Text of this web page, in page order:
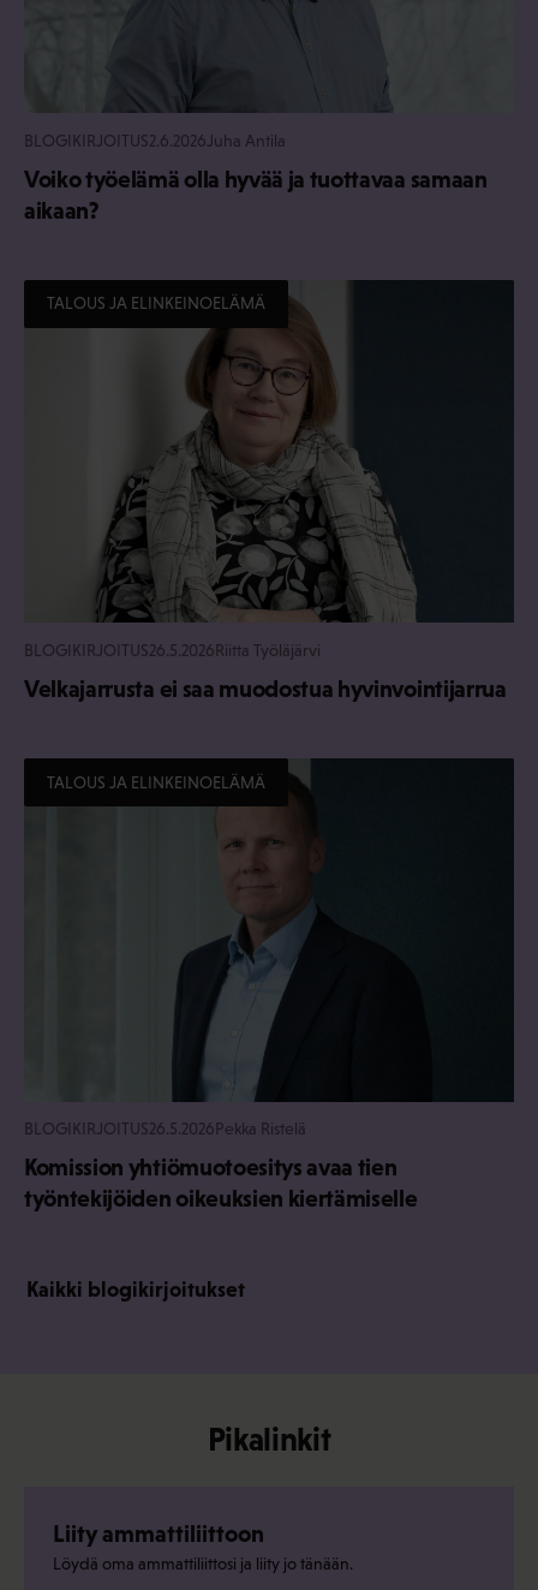
BLOGIKIRJOITUS2.6.2026 Juha Antila
Voiko työelämä olla hyvää ja tuottavaa samaan
aikaan?
TALOUS JA ELINKEINOELÄMÄ
BLOGIKIRJOITUS26.5.2026Riitta Työläjärvi
Velkajarrusta ei saa muodostua hyvinvointijarrua
TALOUS JA ELINKEINOELÄMÄ
BLOGIKIRJOITUS26.5.2026Pekka Ristelä
Komission yhtiömuotoesitys avaa tien
työntekijöiden oikeuksien kiertämiselle
Kaikki blogikirjoitukset
Pikalinkit
Liity ammattiliittoon
Löydä oma ammattiliittosi ja liity jo tänään.